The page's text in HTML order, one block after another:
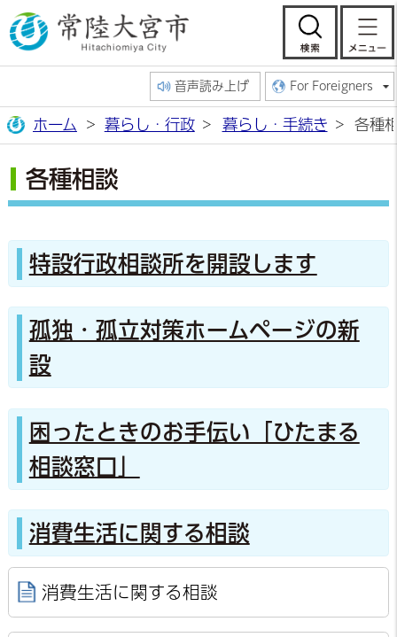
常陸大宮市公
検
音声読み上げ For Foreigners
ホーム 暮らし・行政 暮らし・手続き 各種
各種相談
特設行政相談所を開設します
孤独・孤立対策ホームページの新
設
困ったときのお手伝い「ひたまる
相談窓口」
消費生活に関する相談
消費生活に関する相談